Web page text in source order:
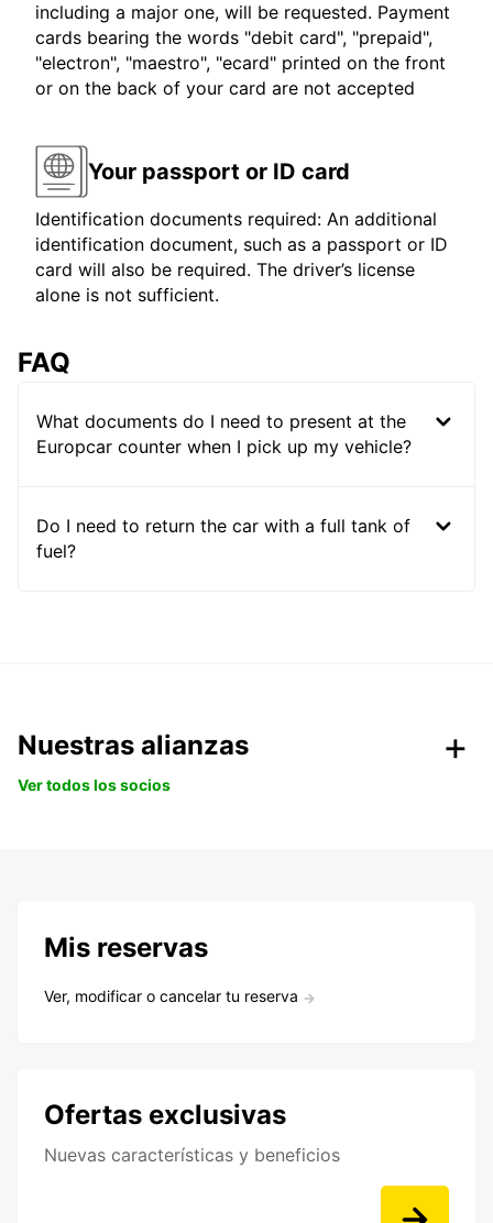
including a major one, will be requested. Payment
cards bearing the words "debit card", "prepaid",
"electron", "maestro", "ecard" printed on the front
or on the back of your card are not accepted
Your passport or ID card
Identification documents required: An additional
identification document, such as a passport or ID
card will also be required. The driver’s license
alone is not sufficient.
FAQ
What documents do I need to present at the
Europcar counter when I pick up my vehicle?
Do I need to return the car with a full tank of
fuel?
Nuestras alianzas
Ver todos los socios
Mis reservas
Ver, modificar o cancelar tu reserva
Ofertas exclusivas
Nuevas características y beneficios